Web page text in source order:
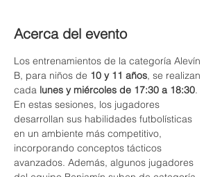
Acerca del evento
Los entrenamientos de la categoría Alevín
B, para niños de 10 y 11 años, se realizan
cada lunes y miércoles de 17:30 a 18:30.
En estas sesiones, los jugadores
desarrollan sus habilidades futbolísticas
en un ambiente más competitivo,
incorporando conceptos tácticos
avanzados. Además, algunos jugadores